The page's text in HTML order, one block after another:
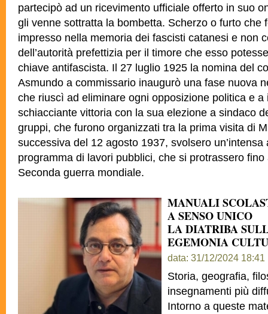
partecipò ad un ricevimento ufficiale offerto in suo
gli venne sottratta la bombetta. Scherzo o furto che
impresso nella memoria dei fascisti catanesi e non
dell’autorità prefettizia per il timore che esso
chiave antifascista. Il 27 luglio 1925 la nomina del
Asmundo a commissario inaugurò una fase nuova
che riuscì ad eliminare ogni opposizione politica e a
schiacciante vittoria con la sua elezione a sindaco
gruppi, che furono organizzati tra la prima visita di
successiva del 12 agosto 1937, svolsero
programma di lavori pubblici, che si protrassero
Seconda guerra mondiale.
MANUALI
A SENSO UNICO
LA DIATRIBA
EGEMONIA
data: 31/12/2024 18:41
Storia, geografia,
insegnamenti più
Intorno a queste